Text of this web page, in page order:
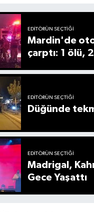
EDITÖRÜN SEÇTIĞI
Mardin'de
çarptı: 1 ölü,
EDITÖRÜN SEÇTIĞI
Düğünde
EDITÖRÜN SEÇTIĞI
Madrigal,
Gece Yaşattı